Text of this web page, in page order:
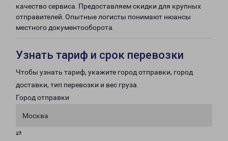
качество сервиса. Предоставляем скидки для крупных
отправителей. Опытные логисты понимают нюансы
местного документооборота.
Узнать тариф и срок перевозки
Чтобы узнать тариф, укажите город отправки, город
доставки, тип перевозки и вес груза.
Город отправки
Москва
⇄